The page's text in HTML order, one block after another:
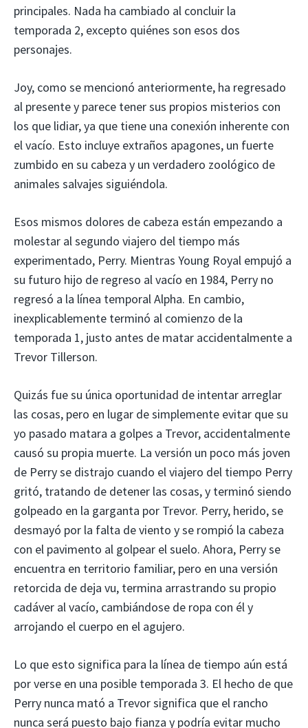
principales. Nada ha cambiado al concluir la
temporada 2, excepto quiénes son esos dos
personajes.
Joy, como se mencionó anteriormente, ha regresado
al presente y parece tener sus propios misterios con
los que lidiar, ya que tiene una conexión inherente con
el vacío. Esto incluye extraños apagones, un fuerte
zumbido en su cabeza y un verdadero zoológico de
animales salvajes siguiéndola.
Esos mismos dolores de cabeza están empezando a
molestar al segundo viajero del tiempo más
experimentado, Perry. Mientras Young Royal empujó a
su futuro hijo de regreso al vacío en 1984, Perry no
regresó a la línea temporal Alpha. En cambio,
inexplicablemente terminó al comienzo de la
temporada 1, justo antes de matar accidentalmente a
Trevor Tillerson.
Quizás fue su única oportunidad de intentar arreglar
las cosas, pero en lugar de simplemente evitar que su
yo pasado matara a golpes a Trevor, accidentalmente
causó su propia muerte. La versión un poco más joven
de Perry se distrajo cuando el viajero del tiempo Perry
gritó, tratando de detener las cosas, y terminó siendo
golpeado en la garganta por Trevor. Perry, herido, se
desmayó por la falta de viento y se rompió la cabeza
con el pavimento al golpear el suelo. Ahora, Perry se
encuentra en territorio familiar, pero en una versión
retorcida de deja vu, termina arrastrando su propio
cadáver al vacío, cambiándose de ropa con él y
arrojando el cuerpo en el agujero.
Lo que esto significa para la línea de tiempo aún está
por verse en una posible temporada 3. El hecho de que
Perry nunca mató a Trevor significa que el rancho
nunca será puesto bajo fianza y podría evitar mucho